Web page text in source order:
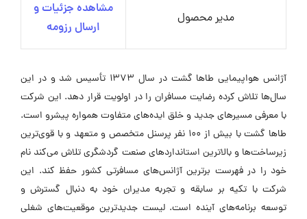
مدیر محصول
مشاهده جزئیات و
ارسال رزومه
آژانس هواپیمایی طاها گشت در سال 1373 تأسیس شد و در این
سال‌ها تلاش کرده رضایت مسافران را در اولویت قرار دهد. این شرکت
با معرفی مسیرهای جدید و خلق ایده‌های متفاوت همواره پیشرو است.
طاها گشت با بیش از 100 نفر پرسنل متخصص و متعهد و با قوی‌ترین
زیرساخت‌ها و بالاترین استانداردهای صنعت گردشگری تلاش می‌کند نام
خود را در فهرست برترین آژانس‌های مسافرتی کشور حفظ کند. این
شرکت با تکیه بر سابقه و تجربه مدیران خود به دنبال گسترش و
توسعه برنامه‌های آینده است. لیست جدیدترین موقعیت‌های شغلی